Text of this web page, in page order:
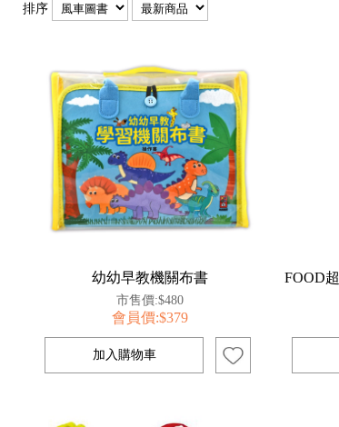
排序
幼幼早教機關布書
市售價:$480
會員價:$379